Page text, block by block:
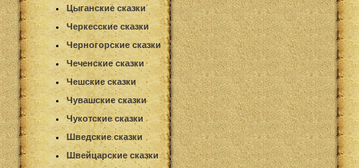
Цыганские сказки
Черкесские сказки
Черногорские сказки
Чеченские сказки
Чешские сказки
Чувашские сказки
Чукотские сказки
Шведские сказки
Швейцарские сказки